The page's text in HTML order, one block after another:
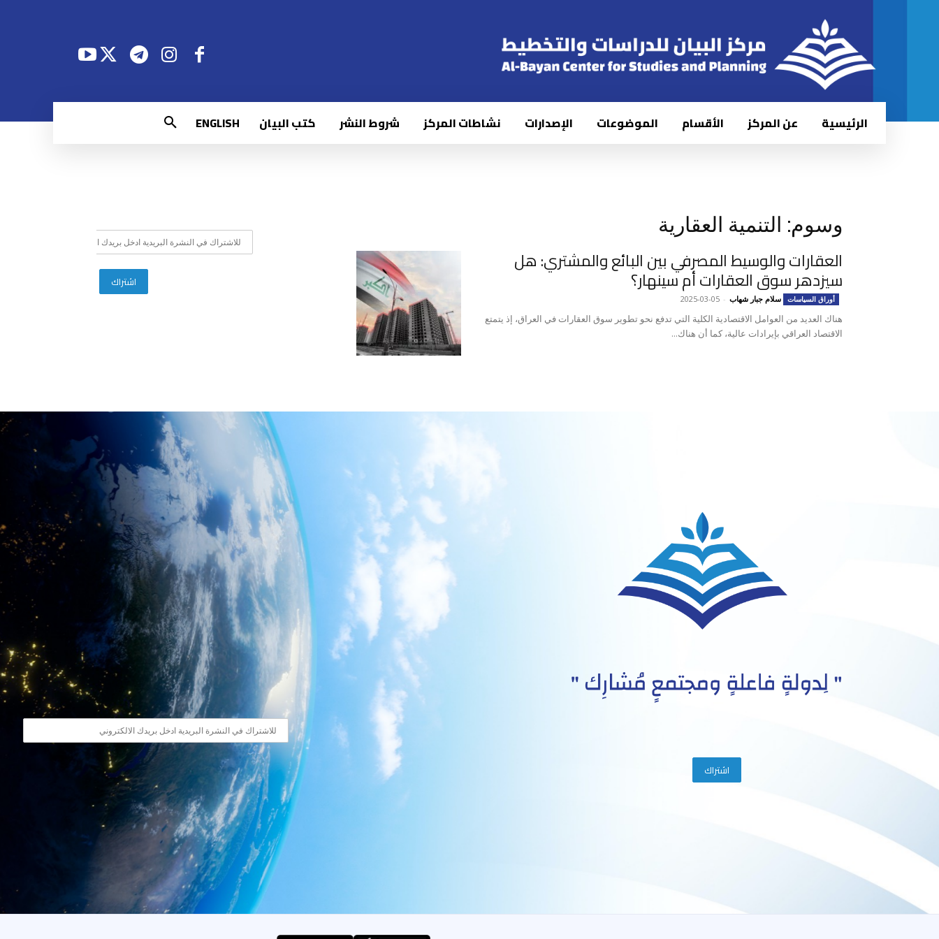
الرئيسية عن المركز الأقسام الموضوعات الإصدارات نشاطات المركز شروط النشر كتب البيان ENGLISH
وسوم: التنمية العقارية
العقارات والوسيط المصرفي بين البائع والمشتري: هل
سيزدهر سوق العقارات أم سينهار؟
أوراق السياسات سلام جبار شهاب -
2025-03-05
هناك العديد من العوامل الاقتصادية الكلية التي تدفع نحو تطوير سوق العقارات في العراق، إذ يتمتع
الاقتصاد العراقي بإيرادات عالية، كما أن هناك...